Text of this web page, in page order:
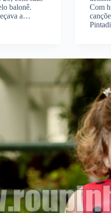
balonê.
a…
Com